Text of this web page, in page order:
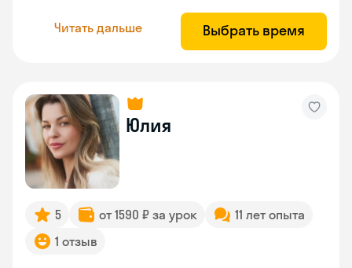
Читать дальше Выбрать время
Юлия
5 от 1590 ₽ за урок
11 лет опыта
1 отзыв